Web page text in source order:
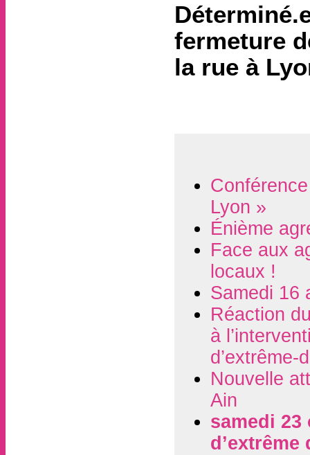
fermeture
la rue à
Lyon »
Énième
Face aux
locaux !
Samedi 16
Réaction
à
d’extrême-
Nouvelle
Ain
samedi
d’extrême